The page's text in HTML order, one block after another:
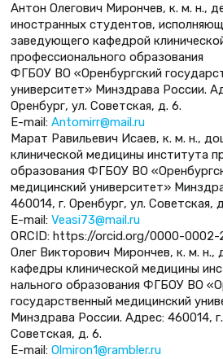
Антон Олегович Мирончев, к. м. н.,
иностранных студентов,
заведующего кафедрой
профессионального образования
ФГБОУ ВО «Оренбургский
университет» Минздрава России.
Оренбург, ул. Советская, д. 6.
E-mail: Antomirr@mail.ru
Марат Равильевич Исаев, к. м. н.,
клинической медицины института
образования ФГБОУ ВО
медицинский университет»
460014, г. Оренбург, ул. Советская,
E-mail: Veasi73@mail.ru
ORCID: https://orcid.org/0000-
Олег Викторович Мирончев, к. м. н.,
кафедры клинической медицины
нального образования ФГБОУ ВО
государственный медицинский
Минздрава России. Адрес: 460014,
Советская, д. 6.
E-mail: Olmiron1@rambler.ru